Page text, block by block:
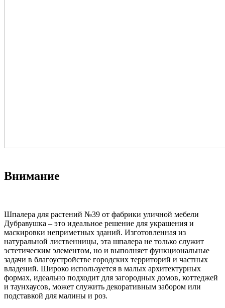
Внимание
Шпалера для растений №39 от фабрики уличной мебели
Дубравушка – это идеальное решение для украшения и
маскировки неприметных зданий. Изготовленная из
натуральной лиственницы, эта шпалера не только служит
эстетическим элементом, но и выполняет функциональные
задачи в благоустройстве городских территорий и частных
владений. Широко используется в малых архитектурных
формах, идеально подходит для загородных домов, коттеджей
и таунхаусов, может служить декоративным забором или
подставкой для малины и роз.